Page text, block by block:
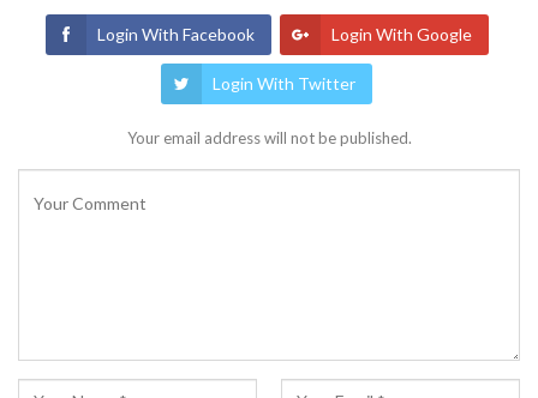
Login With Facebook Login With Google
Login With Twitter
Your email address will not be published.